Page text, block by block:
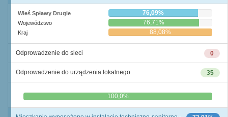
Wieś Spławy Drugie 76,09%
Województwo 76,71%
Kraj 88,08%
0
Odprowadzenie do sieci
35
Odprowadzenie do urządzenia lokalnego
0,0% 100,0%